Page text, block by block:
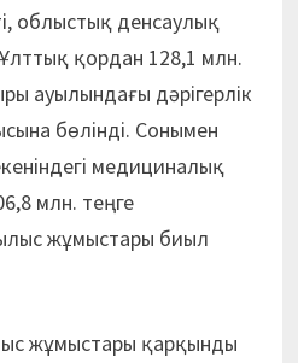
облыстық денсаулық
қордан 128,1 млн.
ауылындағы дәрігерлік
бөлінді. Сонымен
медициналық
млн. теңге
жұмыс­тары биыл
жұмыстары қарқынды